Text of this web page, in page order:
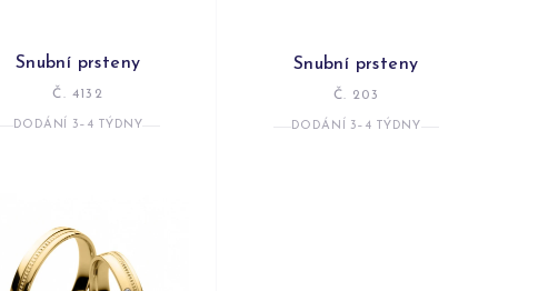
Snubní prsteny
Č. 4132
DODÁNÍ 3–4 TÝDNY
Snubní prsteny
Č. 203
DODÁNÍ 3–4 TÝDNY